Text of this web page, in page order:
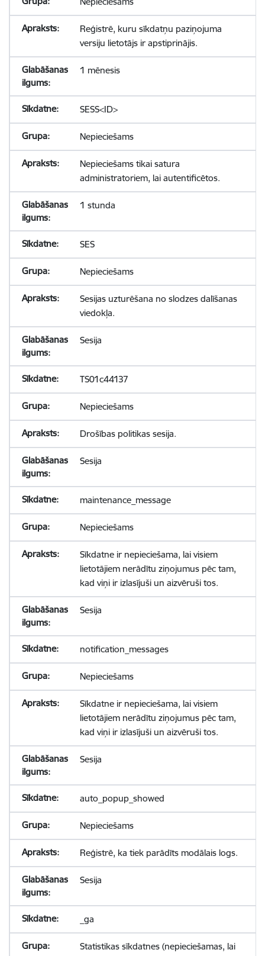
Reģistrē, kuru sīkdatņu paziņojuma
versiju lietotājs ir apstiprinājis.
1 mēnesis
SESS<ID>
Nepieciešams
Nepieciešams tikai satura
administratoriem, lai autentificētos.
1 stunda
SES
Nepieciešams
Sesijas uzturēšana no slodzes dalīšanas
viedokļa.
Sesija
TS01c44137
Nepieciešams
Drošības politikas sesija.
Sesija
maintenance_message
Nepieciešams
Sīkdatne ir nepieciešama, lai visiem
lietotājiem nerādītu ziņojumus pēc tam,
kad viņi ir izlasījuši un aizvēruši tos.
Sesija
notification_messages
Nepieciešams
Sīkdatne ir nepieciešama, lai visiem
lietotājiem nerādītu ziņojumus pēc tam,
kad viņi ir izlasījuši un aizvēruši tos.
Sesija
auto_popup_showed
Nepieciešams
Reģistrē, ka tiek parādīts modālais logs.
Sesija
_ga
Statistikas sīkdatnes (nepieciešamas, lai